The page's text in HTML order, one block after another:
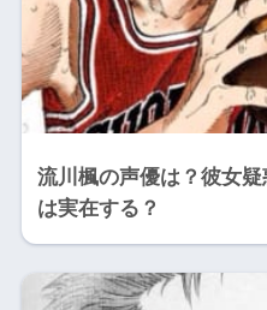
流川楓の声優は？彼女
は実在する？